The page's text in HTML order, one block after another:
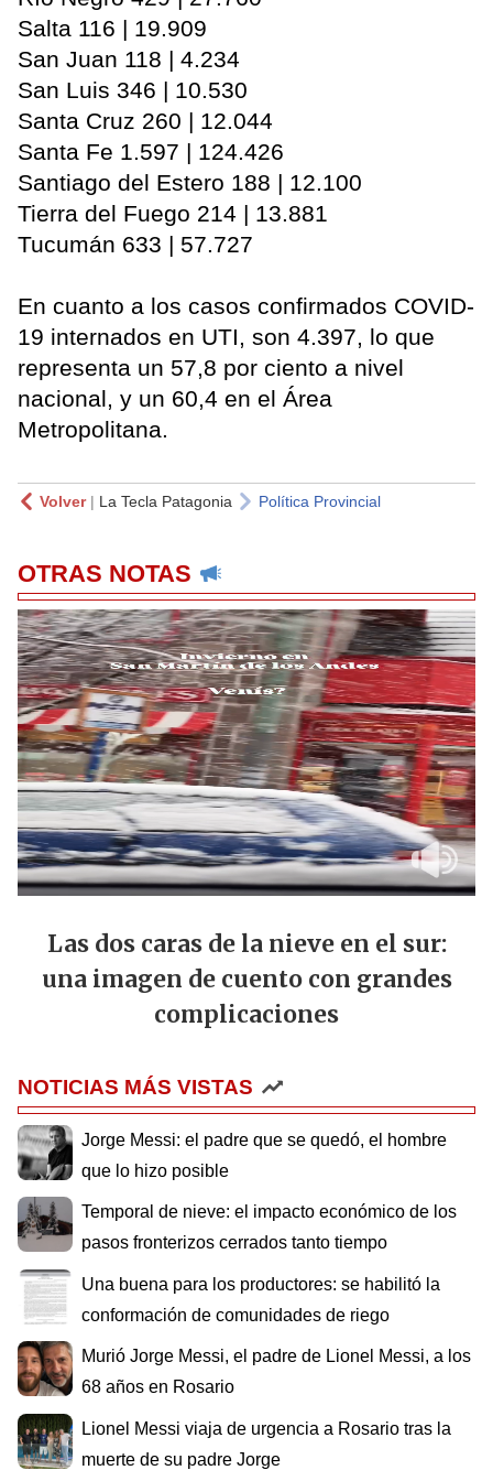
Salta 116 | 19.909
San Juan 118 | 4.234
San Luis 346 | 10.530
Santa Cruz 260 | 12.044
Santa Fe 1.597 | 124.426
Santiago del Estero 188 | 12.100
Tierra del Fuego 214 | 13.881
Tucumán 633 | 57.727
En cuanto a los casos confirmados COVID-
19 internados en UTI, son 4.397, lo que
representa un 57,8 por ciento a nivel
nacional, y un 60,4 en el Área
Metropolitana.
Volver| La Tecla Patagonia Política Provincial
OTRAS NOTAS
Las dos caras de la nieve en el sur:
una imagen de cuento con grandes
complicaciones
NOTICIAS MÁS VISTAS
Jorge Messi: el padre que se quedó, el hombre
que lo hizo posible
Temporal de nieve: el impacto económico de los
pasos fronterizos cerrados tanto tiempo
Una buena para los productores: se habilitó la
conformación de comunidades de riego
Murió Jorge Messi, el padre de Lionel Messi, a los
68 años en Rosario
Lionel Messi viaja de urgencia a Rosario tras la
muerte de su padre Jorge